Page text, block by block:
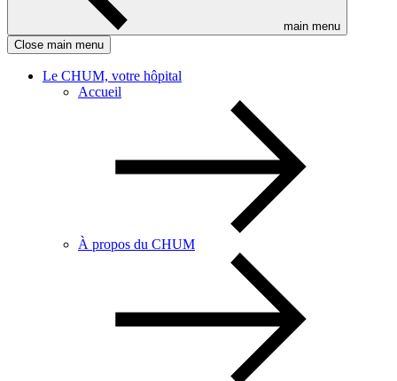
main menu
Close main menu
Le CHUM, votre hôpital
Accueil
À propos du CHUM